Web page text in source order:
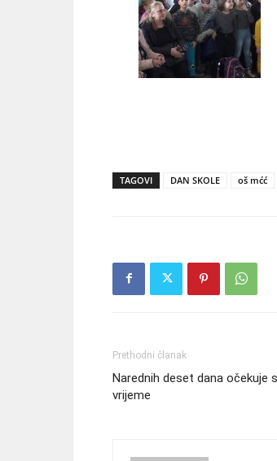
TAGOVI DAN SKOLE oš mćć
Prethodni članak
Narednih deset dana očekuje
vrijeme